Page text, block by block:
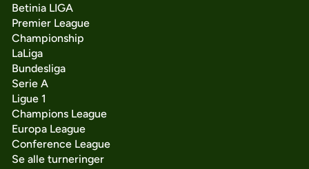
Betinia LIGA
Premier League
Championship
LaLiga
Bundesliga
Serie A
Ligue 1
Champions League
Europa League
Conference League
Se alle turneringer